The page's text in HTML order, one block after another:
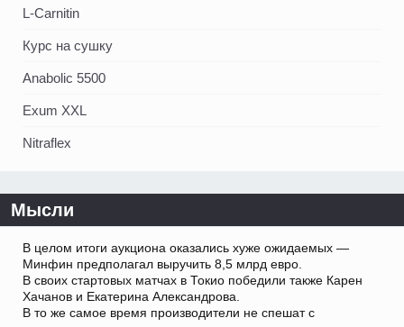
L-Carnitin
Курс на сушку
Anabolic 5500
Exum XXL
Nitraflex
Мысли
В целом итоги аукциона оказались хуже ожидаемых —
Минфин предполагал выручить 8,5 млрд евро.
В своих стартовых матчах в Токио победили также Карен
Хачанов и Екатерина Александрова.
В то же самое время производители не спешат с